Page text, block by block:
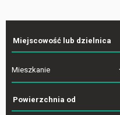
Mieszkanie